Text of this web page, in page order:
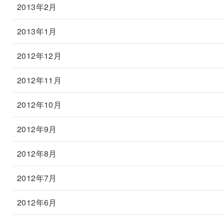
2013年2月
2013年1月
2012年12月
2012年11月
2012年10月
2012年9月
2012年8月
2012年7月
2012年6月